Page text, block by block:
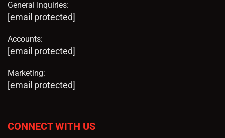
General Inquiries:
[email protected]
Accounts:
[email protected]
Marketing:
[email protected]
CONNECT WITH US